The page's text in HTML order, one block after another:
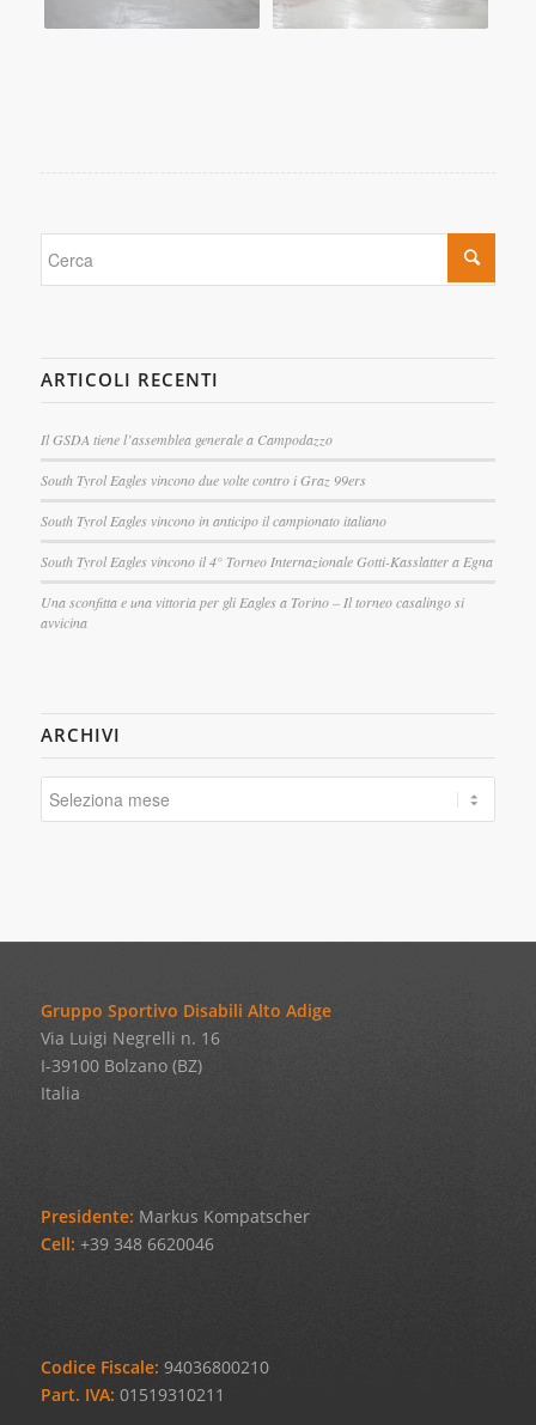
ARTICOLI RECENTI
Il GSDA tiene l’assemblea generale a Campodazzo
South Tyrol Eagles vincono due volte contro i Graz 99ers
South Tyrol Eagles vincono in anticipo il campionato italiano
South Tyrol Eagles vincono il 4° Torneo Internazionale Gotti-Kasslatter a Egna
Una sconfitta e una vittoria per gli Eagles a Torino – Il torneo casalingo si
avvicina
ARCHIVI
Gruppo Sportivo Disabili Alto Adige
Via Luigi Negrelli n. 16
I-39100 Bolzano (BZ)
Italia
Presidente: Markus Kompatscher
Cell: +39 348 6620046
Codice Fiscale: 94036800210
Part. IVA: 01519310211